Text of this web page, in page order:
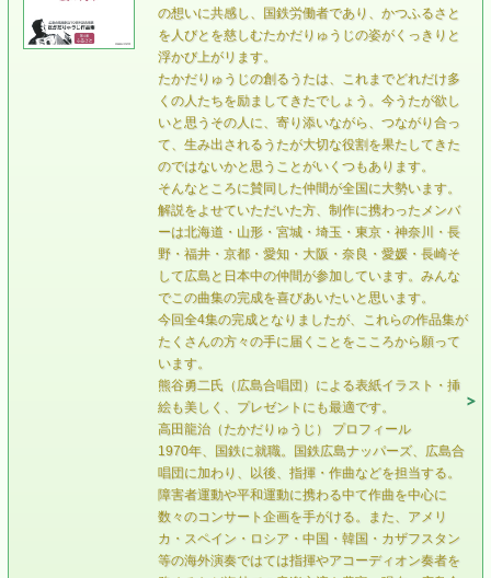
の想いに共感し、国鉄労働者であり、かつふるさと
を人びとを慈しむたかだりゅうじの姿がくっきりと
浮かび上がリます。
たかだりゅうじの創るうたは、これまでどれだけ多
くの人たちを励ましてきたでしょう。今うたが欲し
いと思うその人に、寄り添いながら、つながり合っ
て、生み出されるうたが大切な役割を果たしてきた
のではないかと思うことがいくつもあります。
そんなところに賛同した仲間が全国に大勢います。
解説をよせていただいた方、制作に携わったメンバ
ーは北海道・山形・宮城・埼玉・東京・神奈川・長
野・福井・京都・愛知・大阪・奈良・愛媛・長崎そ
して広島と日本中の仲間が参加しています。みんな
でこの曲集の完成を喜びあいたいと思います。
今回全4集の完成となりましたが、これらの作品集が
たくさんの方々の手に届くことをこころから願って
います。
熊谷勇二氏（広島合唱団）による表紙イラスト・挿
絵も美しく、プレゼントにも最適です。
高田龍治（たかだりゅうじ） プロフィール
1970年、国鉄に就職。国鉄広島ナッパーズ、広島合
唱団に加わり、以後、指揮・作曲などを担当する。
障害者運動や平和運動に携わる中て作曲を中心に
数々のコンサート企画を手がける。また、アメリ
カ・スペイン・ロシア・中国・韓国・カザフスタン
等の海外演奏ではては指揮やアコーディオン奏者を